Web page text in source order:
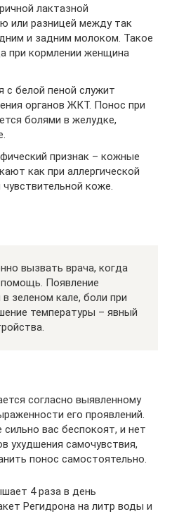
лактазной
или разницей между так
и задним молоком. Такое
при кормлении женщина
с белой пеной служит
органов ЖКТ. Понос при
болями в желудке,
признак – кожные
как при аллергической
коже.
вызвать врача, когда
помощь. Появление
зеленом кале, боли при
температуры – явный
согласно выявленному
его проявлений.
вас беспокоят, и нет
ухудшения самочувствия,
понос самостоятельно.
4 раза в день
Регидрона на литр воды и